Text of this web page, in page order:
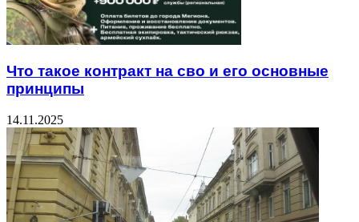
Что такое контракт на сво и его основные
принципы
14.11.2025